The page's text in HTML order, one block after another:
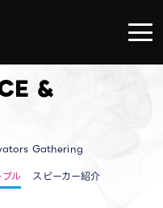
About
&
Gathering
ル
スピーカー紹介